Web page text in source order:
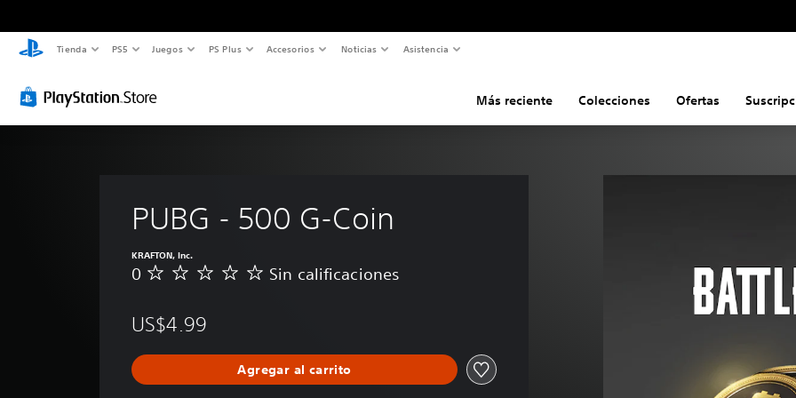
Tienda PS5 Juegos PS Plus Accesorios Noticias Asistencia
Más reciente Colecciones Ofertas
PUBG - 500 G-Coin
KRAFTON, Inc.
S
c
l
i
0 Sin calificaciones
US$4.99
Agregar al carrito